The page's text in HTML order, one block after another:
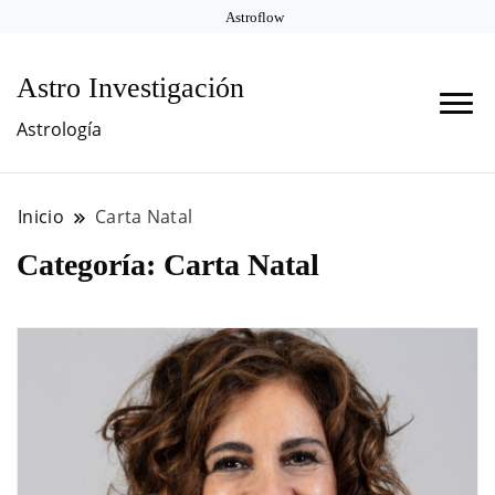
Astroflow
Astro Investigación
Astrología
Inicio Carta Natal
Categoría: Carta Natal